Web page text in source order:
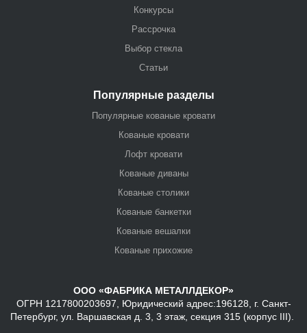
Конкурсы
Рассрочка
Выбор стекла
Статьи
Популярные разделы
Популярные кованые кровати
Кованые кровати
Лофт кровати
Кованые диваны
Кованые столики
Кованые банкетки
Кованые вешалки
Кованые прихожие
ООО «ФАБРИКА МЕТАЛЛДЕКОР»
ОГРН 1217800203697, Юридический адрес:196128, г. Санкт-
Петербург, ул. Варшавская д. 3, 3 этаж, секция 315 (корпус III).